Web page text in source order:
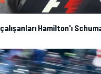
Hamilton'ı